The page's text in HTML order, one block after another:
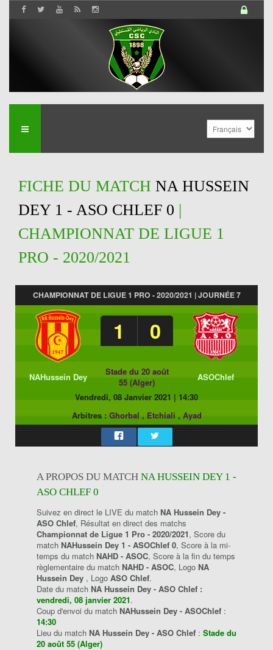
FICHE DU MATCH NA HUSSEIN
DEY 1 - ASO CHLEF 0 |
CHAMPIONNAT DE LIGUE 1
PRO - 2020/2021
CHAMPIONNAT DE LIGUE 1 PRO - 2020/2021 | JOURNÉE 7
1 0
NAHussein Dey
Stade du 20 août
55 (Alger)
ASOChlef
Vendredi, 08 Janvier 2021 | 14:30
Arbitres : Ghorbal , Etchiali , Ayad
A PROPOS DU MATCH NA HUSSEIN DEY 1 -
ASO CHLEF 0
Suivez en direct le LIVE du match NA Hussein Dey -
ASO Chlef, Résultat en direct des matchs
Championnat de Ligue 1 Pro - 2020/2021, Score du
match NAHussein Dey 1 - ASOChlef 0, Score à la mi-
temps du match NAHD - ASOC, Score à la fin du temps
règlementaire du match NAHD - ASOC, Logo NA
Hussein Dey , Logo ASO Chlef.
Date du match NA Hussein Dey - ASO Chlef :
vendredi, 08 janvier 2021.
Coup d'envoi du match NAHussein Dey - ASOChlef :
14:30
Lieu du match NA Hussein Dey - ASO Chlef : Stade du
20 août 55 (Alger)